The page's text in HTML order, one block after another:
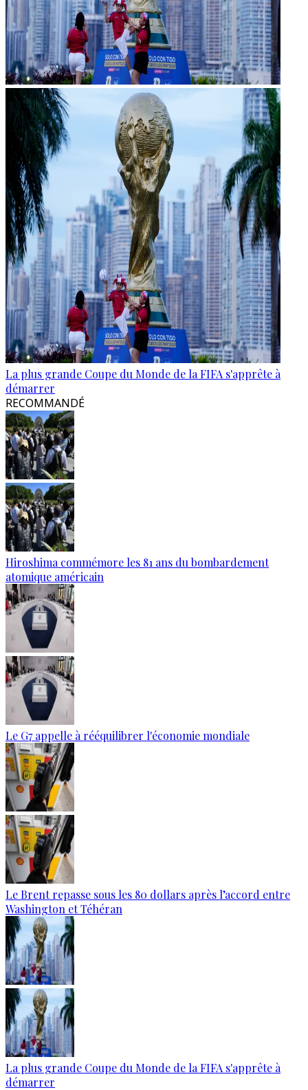
La plus grande Coupe du Monde de la FIFA s'apprête à
démarrer
RECOMMANDÉ
Hiroshima commémore les 81 ans du bombardement
atomique américain
Le G7 appelle à rééquilibrer l'économie mondiale
Le Brent repasse sous les 80 dollars après l’accord entre
Washington et Téhéran
La plus grande Coupe du Monde de la FIFA s'apprête à
démarrer